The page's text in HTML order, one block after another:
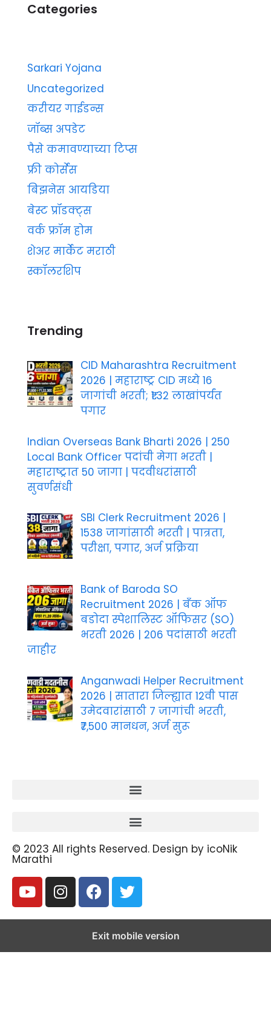
Categories
Sarkari Yojana
Uncategorized
करीयर गाईडन्स
जॉब्स अपडेट
पैसे कमावण्याच्या टिप्स
फ्री कोर्सेस
बिझनेस आयडिया
बेस्ट प्रॉडक्ट्स
वर्क फ्रॉम होम
शेअर मार्केट मराठी
स्कॉलरशिप
Trending
CID Maharashtra Recruitment
2026 | महाराष्ट्र CID मध्ये 16
जागांची भरती; ₹1.32 लाखांपर्यंत
पगार
Indian Overseas Bank Bharti 2026 | 250
Local Bank Officer पदांची मेगा भरती |
महाराष्ट्रात 50 जागा | पदवीधरांसाठी
सुवर्णसंधी
SBI Clerk Recruitment 2026 |
1538 जागांसाठी भरती | पात्रता,
परीक्षा, पगार, अर्ज प्रक्रिया
Bank of Baroda SO
Recruitment 2026 | बँक ऑफ
बडोदा स्पेशालिस्ट ऑफिसर (SO)
भरती 2026 | 206 पदांसाठी भरती
जाहीर
Anganwadi Helper Recruitment
2026 | सातारा जिल्ह्यात 12वी पास
उमेदवारांसाठी 7 जागांची भरती,
₹7,500 मानधन, अर्ज सुरू
© 2023 All rights Reserved. Design by icoNik
Marathi
Exit mobile version